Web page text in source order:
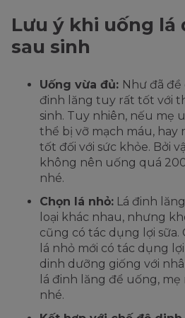
Lưu ý khi uống lá
sau sinh
Uống vừa đủ: Như đã đề
đinh lăng tuy rất tốt với
sinh. Tuy nhiên, nếu mẹ
thể bị vỡ mạch máu, hay
tốt đối với sức khỏe. Bởi
không nên uống quá
nhé.
Chọn lá nhỏ: Lá đinh
loại khác nhau, nhưng
cũng có tác dụng lợi sữa.
lá nhỏ mới có tác dụng
dinh dưỡng giống với
lá đinh lăng để uống,
nhé.